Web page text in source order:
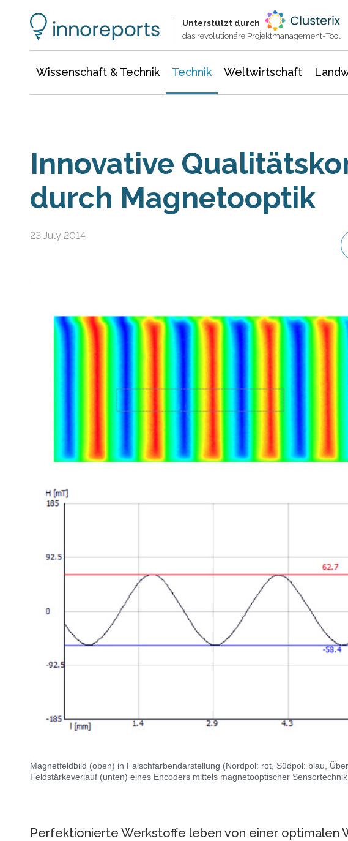
Unterstützt durch
das revolutionäre Projektmanagement-Tool
Wissenschaft & Technik Technik Weltwirtschaft
Innovative
durch Magnetooptik
23 July 2014
Magnetfeldbild (oben) in Falschfarbendarstellung (Nordpol: rot, Südpol: blau,
Feldstärkeverlauf (unten) eines Encoders mittels magnetooptischer
Perfektionierte Werkstoffe leben von einer optimalen